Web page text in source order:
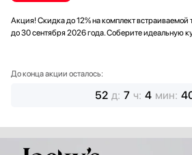
Акция! Скидка до 12% на комплект встраиваемой
до 30 сентября 2026 года. Соберите идеальную
До конца акции осталось:
52 д: 7 ч: 4 мин: